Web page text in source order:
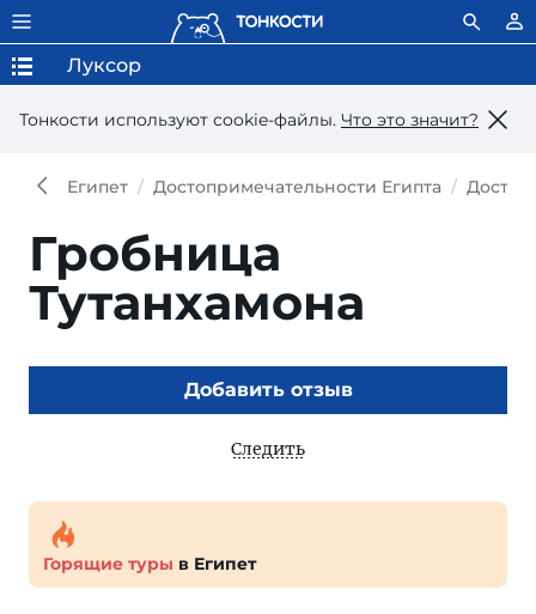
Тонкости используют сookie-файлы. Что это значит?
Луксор
Египет Достопримечательности Египта
Гробница
Тутанхамона
Добавить отзыв
Следить
Горящие туры в Египет